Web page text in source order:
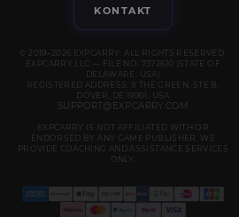
KONTAKT
© 2019–2026 EXPCARRY. ALL RIGHTS RESERVED.
EXPCARRY LLC — FILE NO. 7372610 (STATE OF
DELAWARE, USA)
REGISTERED ADDRESS: 8 THE GREEN, STE B,
DOVER, DE 19901, USA
SUPPORT@EXPCARRY.COM
EXPCARRY IS NOT AFFILIATED WITH OR
ENDORSED BY ANY GAME PUBLISHER. WE
PROVIDE COACHING AND ASSISTANCE SERVICES
ONLY.